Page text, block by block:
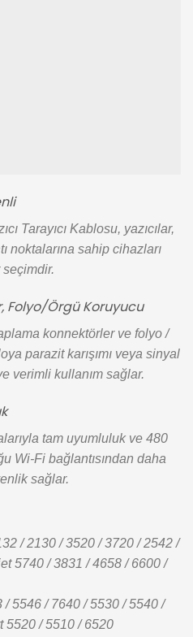
Tarayıcı Kablosu, yazıcılar,
noktalarına sahip cihazları
Folyo/Örgü Koruyucu
konnektörler ve folyo /
parazit karışımı veya sinyal
verimli kullanım sağlar.
tam uyumluluk ve 480
Wi-Fi bağlantısından daha
sağlar.
/ 2130 / 3520 / 3720 / 2542 /
5740 / 3831 / 4658 / 6600 /
5546 / 7640 / 5530 / 5540 /
5520 / 5510 / 6520